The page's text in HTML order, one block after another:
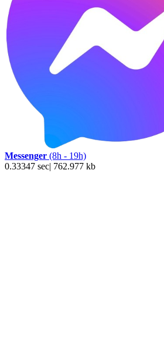
Messenger (8h - 19h)
0.33347 sec| 762.977 kb